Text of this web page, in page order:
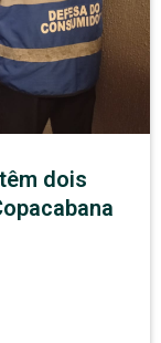
dois